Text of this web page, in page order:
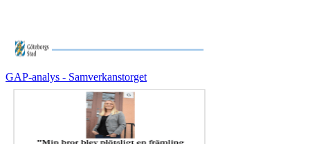
GAP-analys - Samverkanstorget